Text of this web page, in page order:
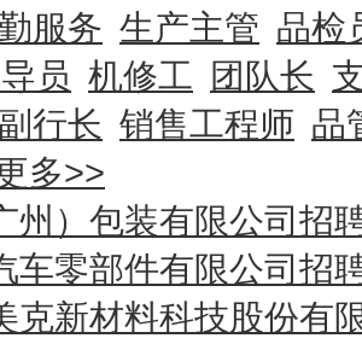
服务 生产主管 品检
员 机修工 团队长
行长 销售工程师 品
多>>
州）包装有限公司招
车零部件有限公司招
克新材料科技股份有